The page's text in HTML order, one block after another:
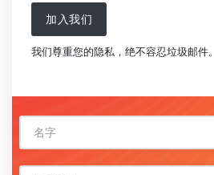
加入我们
我们尊重您的隐私，绝不容忍垃圾邮件。